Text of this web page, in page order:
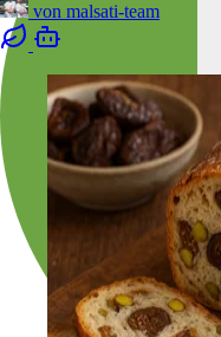
von malsati-team